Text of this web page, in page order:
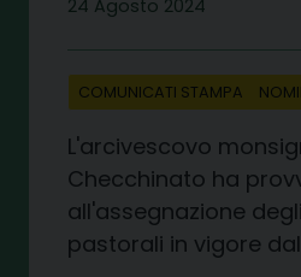
24 Agosto 2024
COMUNICATI STAMPA
L'arcivescovo
Checchinato ha
all'assegnazione
pastorali in vigore